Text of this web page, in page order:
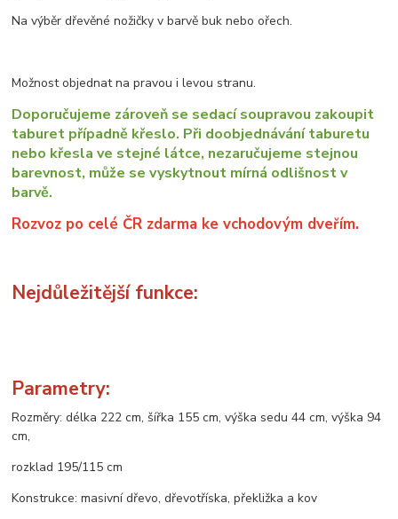
Na výběr dřevěné nožičky v barvě buk nebo ořech.
Možnost objednat na pravou i levou stranu.
Doporučujeme zároveň se sedací soupravou zakoupit
taburet případně křeslo. Při doobjednávání taburetu
nebo křesla ve stejné látce, nezaručujeme stejnou
barevnost, může se vyskytnout mírná odlišnost v
barvě.
Rozvoz po celé ČR zdarma ke vchodovým dveřím.
Nejdůležitější funkce:
Parametry:
Rozměry: délka 222 cm, šířka 155 cm, výška sedu 44 cm, výška 94
cm,
rozklad 195/115 cm
Konstrukce: masivní dřevo, dřevotříska, překližka a kov